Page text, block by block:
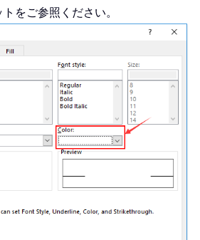
をご参照ください。